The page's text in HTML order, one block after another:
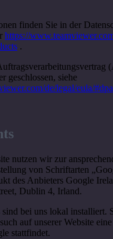
finden Sie in der
https://
.
geschlossen, siehe
de/legal/eula/#dpa
nutzen wir zur
von Schriftarten
des Anbieters Google
Dublin 4, Irland.
bei uns lokal installiert.
auf unserer Website
stattfindet.